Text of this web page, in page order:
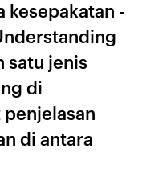
kesepakatan -
satu jenis
di
di antara